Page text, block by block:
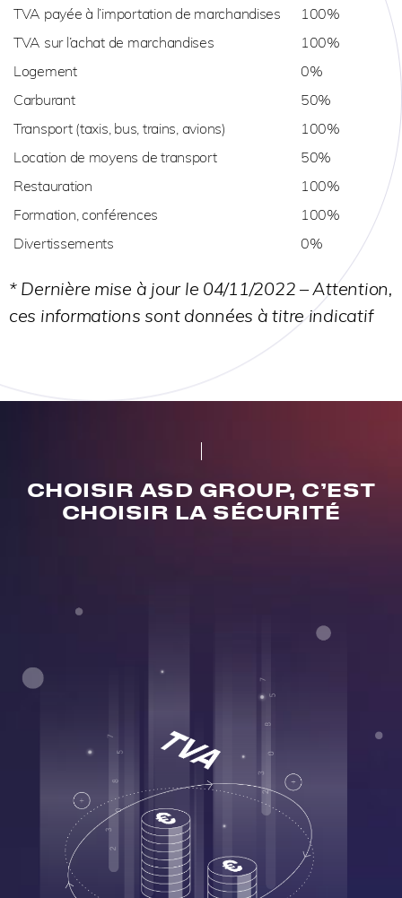
TVA payée à l’importation de marchandises
100%
TVA sur l’achat de marchandises
100%
Logement
0%
Carburant
50%
Transport (taxis, bus, trains, avions)
100%
Location de moyens de transport
50%
Restauration
100%
Formation, conférences
100%
Divertissements
0%
* Dernière mise à jour le 04/11/2022 – Attention,
ces informations sont données à titre indicatif
CHOISIR ASD GROUP, C’EST
CHOISIR LA SÉCURITÉ